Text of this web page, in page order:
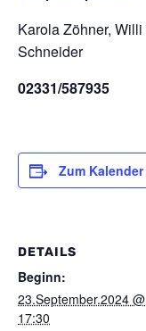
Karola Zöhner,
Schneider
02331/587935
Zum
DETAILS
Beginn:
23.September.2024 @
17:30